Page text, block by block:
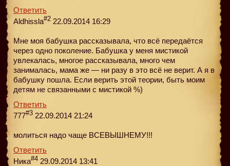
Ответить
Aldhissla#2 22.09.2014 16:29
Мне моя бабушка рассказывала, что всё передаётся
через одно поколение. Бабушка у меня мистикой
увлекалась, многое рассказывала, много чем
занималась, мама же — ни разу в это всё не верит. А я в
бабушку пошла. Если верить этой теории, быть моим
детям не связанными с мистикой %)
Ответить
777#3 22.09.2014 21:24
молиться надо чаще ВСЕВЫШНЕМУ!!!
Ответить
Ника#4 29.09.2014 13:41